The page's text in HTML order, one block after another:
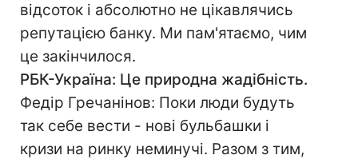
відсоток і абсолютно не цікавлячись
репутацією банку. Ми пам'ятаємо, чим
це закінчилося.
РБК-Україна: Це природна жадібність.
Федір Гречанінов: Поки люди будуть
так себе вести - нові бульбашки і
кризи на ринку неминучі. Разом з тим,